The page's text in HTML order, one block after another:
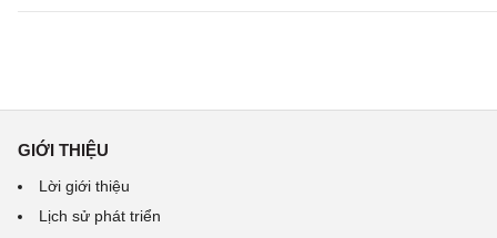
GIỚI THIỆU
Lời giới thiệu
Lịch sử phát triển